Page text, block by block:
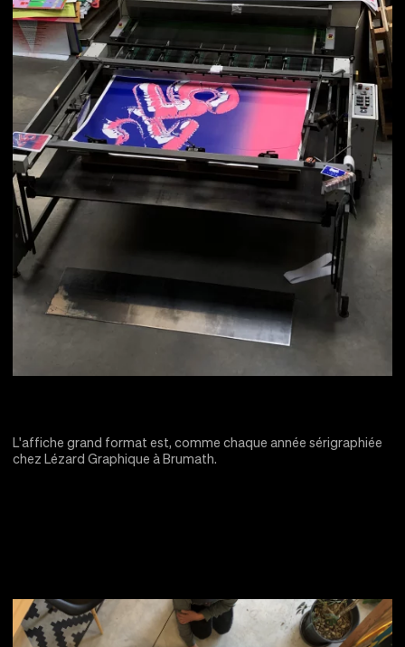
L'affiche grand format est, comme chaque année sérigraphiée
chez Lézard Graphique à Brumath.